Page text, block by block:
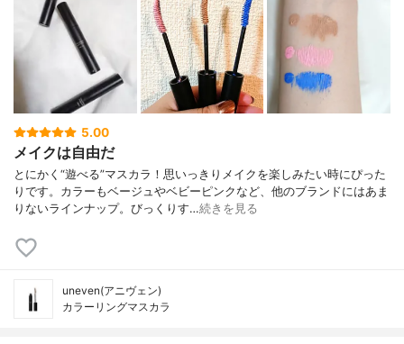
5.00
メイクは自由だ
とにかく“遊べる”マスカラ！思いっきりメイクを楽しみたい時にぴった
りです。カラーもベージュやベビーピンクなど、他のブランドにはあま
りないラインナップ。びっくりす…続きを見る
uneven(アニヴェン)
カラーリングマスカラ